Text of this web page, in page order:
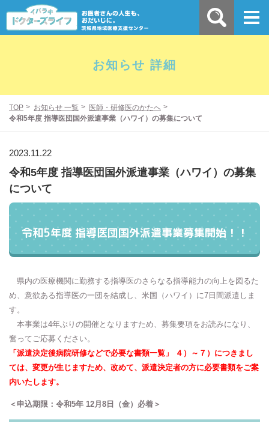
お知らせ 詳細
TOP お知らせ 一覧
医師・研修医のかたへ
令和5年度 指導医団国外派遣事業（ハワイ）の募集について
2023.11.22
令和5年度 指導医団国外派遣事業（ハワイ）の募集
について
令和5年度 指導医団国外派遣事業募集開始！！
県内の医療機関に勤務する指導医のさらなる指導能力の向上を図るた
め、意欲ある指導医の一団を結成し、米国（ハワイ）に7日間派遣しま
す。
本事業は4年ぶりの開催となりますため、募集要項をお読みになり、
奮ってご応募ください。
「派遣決定後病院研修などで必要な書類一覧」 ４）～７）につきまし
ては、変更が生じますため、改めて、派遣決定者の方に必要書類をご案
内いたします。
＜申込期限：令和5年 12月8日（金）必着＞